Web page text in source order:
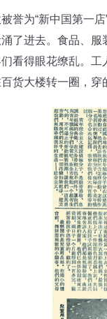
为“新中国第一店
涌了进去。食品、
看得眼花缭乱。
货大楼转一圈，